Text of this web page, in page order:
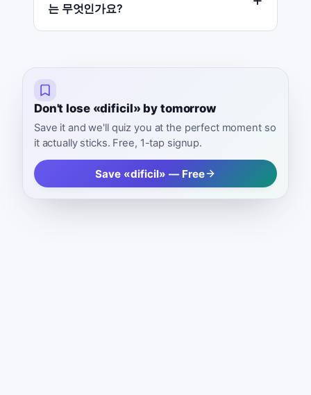
는 무엇인가요?
Don't lose «dificil» by tomorrow
Save it and we'll quiz you at the perfect moment so
it actually sticks. Free, 1-tap signup.
Save «dificil» — Free